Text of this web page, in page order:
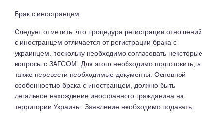
Брак с иностранцем
Следует отметить, что процедура регистрации отношений
с иностранцем отличается от регистрации брака с
украинцем, поскольку необходимо согласовать некоторые
вопросы с ЗАГСОМ. Для этого необходимо подготовить, а
также перевести необходимые документы. Основной
особенностью брака с иностранцем, должно быть
легальное нахождение иностранного гражданина на
территории Украины. Заявление необходимо подавать,